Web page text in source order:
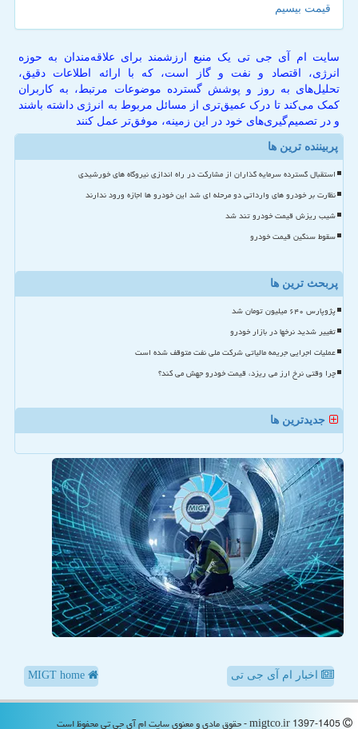
قیمت بیسیم
سایت ام آی جی تی یک منبع ارزشمند برای علاقه‌مندان به حوزه
انرژی، اقتصاد و نفت و گاز است، که با ارائه اطلاعات دقیق،
تحلیل‌های به روز و پوشش گسترده موضوعات مرتبط، به کاربران
کمک می‌کند تا درک عمیق‌تری از مسائل مربوط به انرژی داشته باشند
و در تصمیم‌گیری‌های خود در این زمینه، موفق‌تر عمل کنند
پربیننده ترین ها
استقبال گسترده سرمایه گذاران از مشارکت در راه اندازی نیروگاه های خورشیدی
نظارت بر خودرو های وارداتی دو مرحله ای شد این خودرو ها اجازه ورود ندارند
شیب ریزش قیمت خودرو تند شد
سقوط سنگین قیمت خودرو
پربحث ترین ها
پژوپارس ۶۴۰ میلیون تومان شد
تغییر شدید نرخها در بازار خودرو
عملیات اجرایی جریمه مالیاتی شرکت ملی نفت متوقف شده است
چرا وقتی نرخ ارز می ریزد، قیمت خودرو جهش می کند؟
جدیدترین ها
اخبار ام آی جی تی